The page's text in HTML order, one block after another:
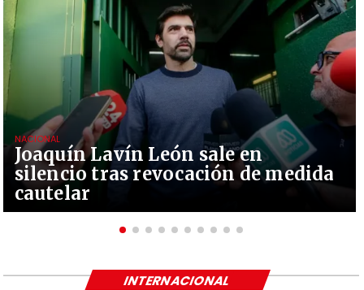
Joaquín Lavín León sale en
silencio tras revocación de medida
cautelar
NACIONAL
INTERNACIONAL